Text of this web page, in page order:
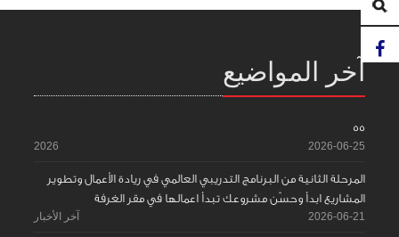
آخر المواضيع
55
2026-06-25
2026
المرحلة الثانية من البرنامج التدريبي العالمي في ريادة الأعمال وتطوير
المشاريع ابدأ وحسّن مشروعك تبدأ اعمالها في مقر الغرفة
2026-06-21 آخر الأخبار